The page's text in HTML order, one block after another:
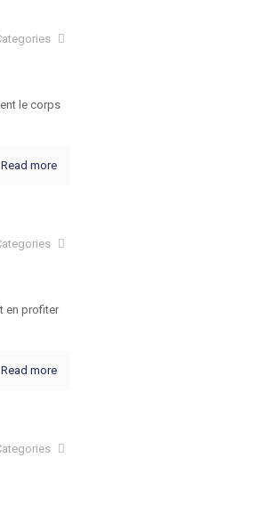
le corps
Read more
en profiter
Read more